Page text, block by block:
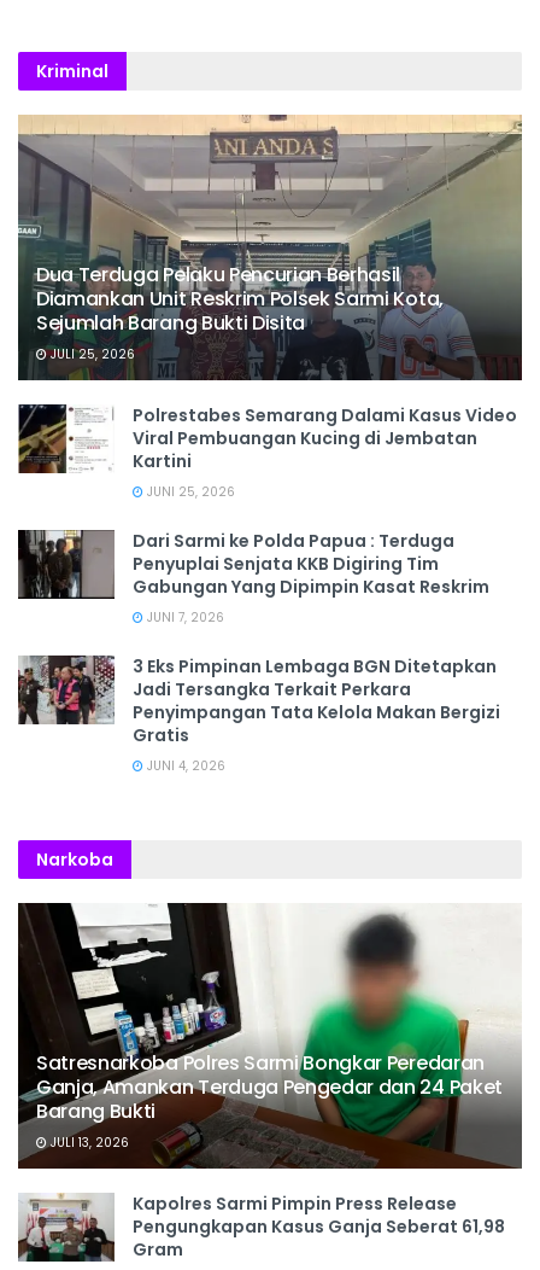
Kriminal
Dua Terduga Pelaku Pencurian Berhasil
Diamankan Unit Reskrim Polsek Sarmi Kota,
Sejumlah Barang Bukti Disita
JULI 25, 2026
Polrestabes Semarang Dalami Kasus Video
Viral Pembuangan Kucing di Jembatan
Kartini
JUNI 25, 2026
Dari Sarmi ke Polda Papua : Terduga
Penyuplai Senjata KKB Digiring Tim
Gabungan Yang Dipimpin Kasat Reskrim
JUNI 7, 2026
3 Eks Pimpinan Lembaga BGN Ditetapkan
Jadi Tersangka Terkait Perkara
Penyimpangan Tata Kelola Makan Bergizi
Gratis
JUNI 4, 2026
Narkoba
Satresnarkoba Polres Sarmi Bongkar Peredaran
Ganja, Amankan Terduga Pengedar dan 24 Paket
Barang Bukti
JULI 13, 2026
Kapolres Sarmi Pimpin Press Release
Pengungkapan Kasus Ganja Seberat 61,98
Gram